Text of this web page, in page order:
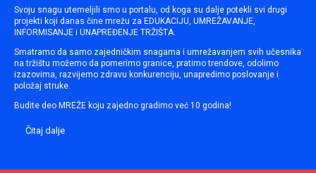
Svoju snagu utemeljili smo u portalu, od koga su dalje potekli svi drugi
projekti koji danas čine mrežu za EDUKACIJU, UMREŽAVANJE,
INFORMISANJE i UNAPREĐENJE TRŽIŠTA.
Smatramo da samo zajedničkim snagama i umrežavanjem svih učesnika
na tržištu možemo da pomerimo granice, pratimo trendove, odolimo
izazovima, razvijemo zdravu konkurenciju, unapredimo poslovanje i
položaj struke.
Budite deo MREŽE koju zajedno gradimo već 10 godina!
Čitaj dalje